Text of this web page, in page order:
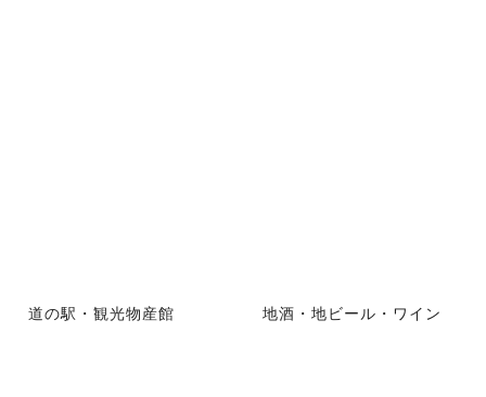
道の駅・観光物産館 地酒・地ビール・ワイン